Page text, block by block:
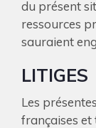
du présent
ressources
sauraient
LITIGES
Les
françaises